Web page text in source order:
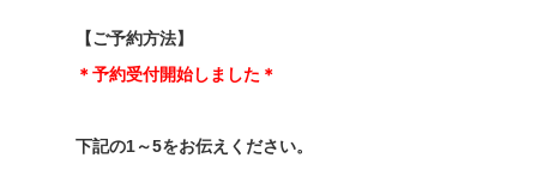
【ご予約方法】
＊予約受付開始しました＊
下記の1～5をお伝えください。